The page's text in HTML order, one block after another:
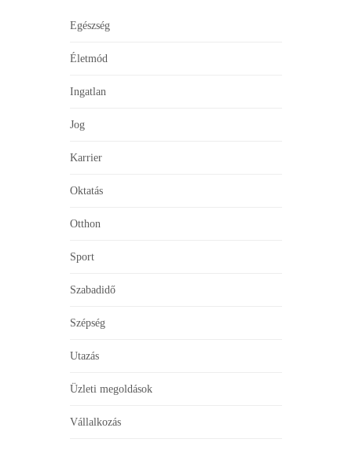
Egészség
Életmód
Ingatlan
Jog
Karrier
Oktatás
Otthon
Sport
Szabadidő
Szépség
Utazás
Üzleti megoldások
Vállalkozás